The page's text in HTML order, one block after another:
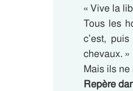
« Vive la
Tous les
c’est,
chevaux. »
Mais ils ne
Repère